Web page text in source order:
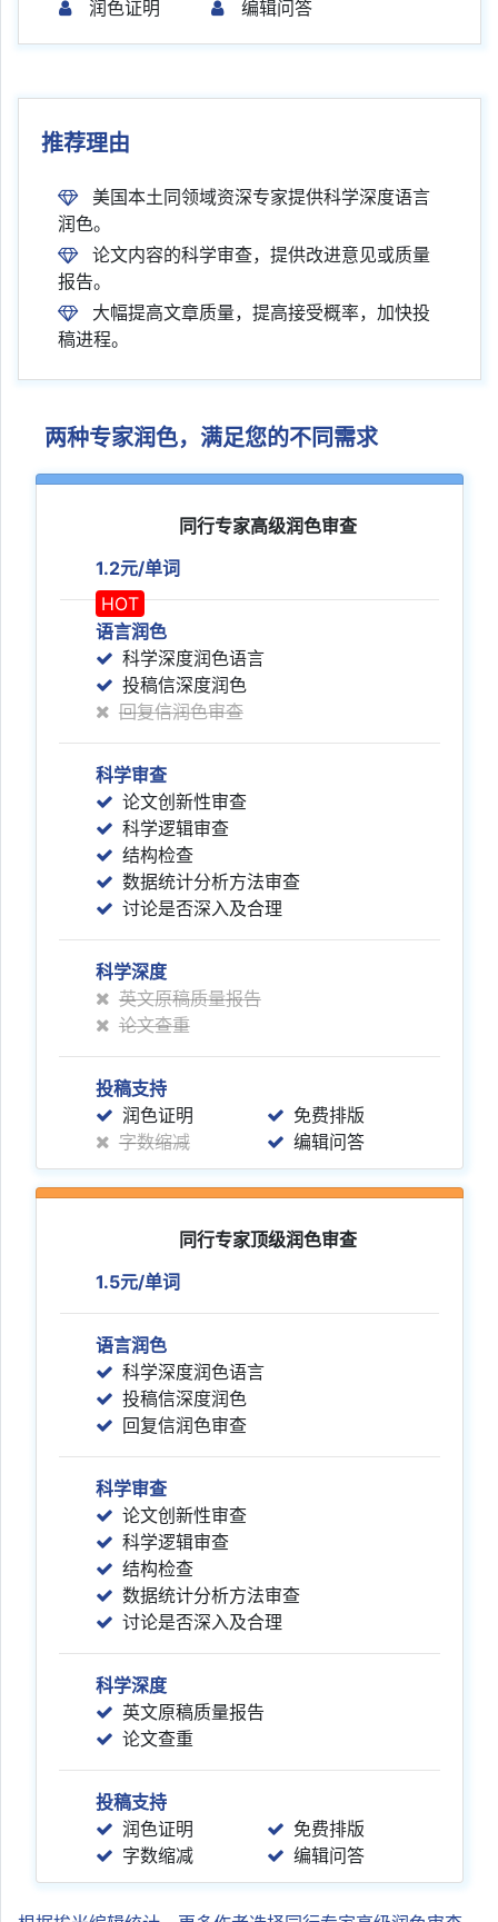
润色证明
编辑问答
推荐理由
美国本土同领域资深专家提供科学深度语言
润色。
论文内容的科学审查，提供改进意见或质量
报告。
大幅提高文章质量，提高接受概率，加快投
稿进程。
两种专家润色，满足您的不同需求
同行专家高级润色审查
1.2元/单词
HOT
语言润色
科学深度润色语言
投稿信深度润色
回复信润色审查
科学审查
论文创新性审查
科学逻辑审查
结构检查
数据统计分析方法审查
讨论是否深入及合理
科学深度
英文原稿质量报告
论文查重
投稿支持
润色证明
免费排版
字数缩减
编辑问答
同行专家顶级润色审查
1.5元/单词
语言润色
科学深度润色语言
投稿信深度润色
回复信润色审查
科学审查
论文创新性审查
科学逻辑审查
结构检查
数据统计分析方法审查
讨论是否深入及合理
科学深度
英文原稿质量报告
论文查重
投稿支持
润色证明
免费排版
字数缩减
编辑问答